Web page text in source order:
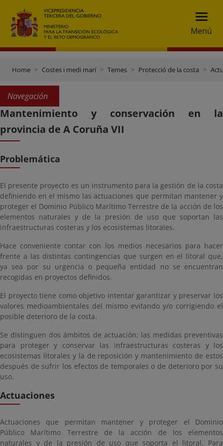
Menú
Home Costes i medi marí Temes Protecció de la costa
Navegación
Mantenimiento y conservación en la
provincia de A Coruña VII
Problemática
El presente proyecto es un instrumento para la gestión de la costa
definiendo en el mismo las actuaciones que permitan mantener y
proteger el Dominio Público Marítimo Terrestre de la acción de los
elementos naturales y de la presión de uso que soportan las
infraestructuras costeras y los ecosistemas litorales.
Hace conveniente contar con los medios necesarios para hacer
frente a las distintas contingencias que surgen en el litoral que,
ya sea por su urgencia o pequeña entidad no se encuentran
recogidas en proyectos definidos.
El proyecto tiene como objetivo intentar garantizar y preservar los
valores medioambientales del mismo evitando y/o corrigiendo el
posible deterioro de la costa.
Se distinguen dos ámbitos de actuación: las medidas preventivas
para proteger y conservar las infraestructuras costeras y los
ecosistemas litorales y la de reposición y mantenimiento de estos
después de sufrir los efectos de temporales o de deterioro por su
uso.
Actuaciones
Actuaciones que permitan mantener y proteger el Dominio
Público Marítimo Terrestre de la acción de los elementos
naturales y de la presión de uso que soporta el litoral. Para